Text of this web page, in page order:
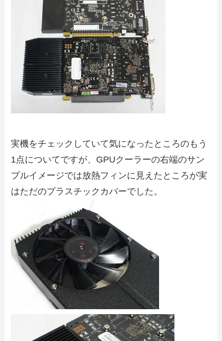
実機をチェックしていて気になったところのもう
1点についてですが、GPUクーラーの右端のサン
プルイメージでは放熱フィンに見えたところが実
はただのプラスチックカバーでした。